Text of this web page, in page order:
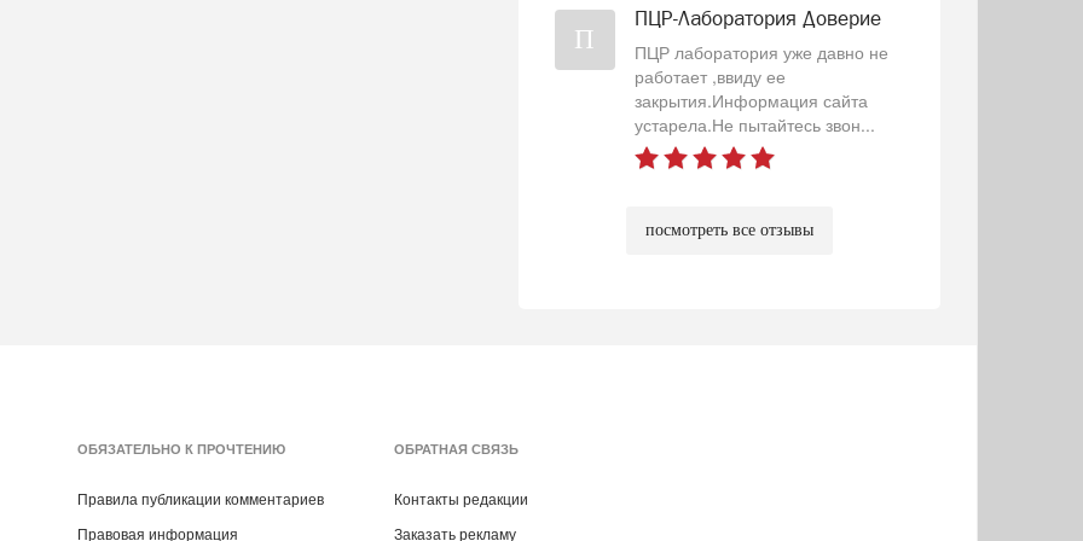
П
ПЦР-Лаборатория Доверие
ПЦР лаборатория уже давно не
работает ,ввиду ее
закрытия.Информация сайта
устарела.Не пытайтесь звон...
посмотреть все отзывы
ОБЯЗАТЕЛЬНО К ПРОЧТЕНИЮ
Правила публикации комментариев
Правовая информация
ОБРАТНАЯ СВЯЗЬ
Контакты редакции
Заказать рекламу